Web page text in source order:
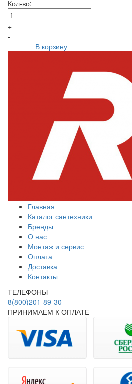
Кол-во:
+
-
В корзину
Главная
Каталог сантехники
Бренды
О нас
Монтаж и сервис
Оплата
Доставка
Контакты
ТЕЛЕФОНЫ
8(800)201-89-30
ПРИНИМАЕМ К ОПЛАТЕ